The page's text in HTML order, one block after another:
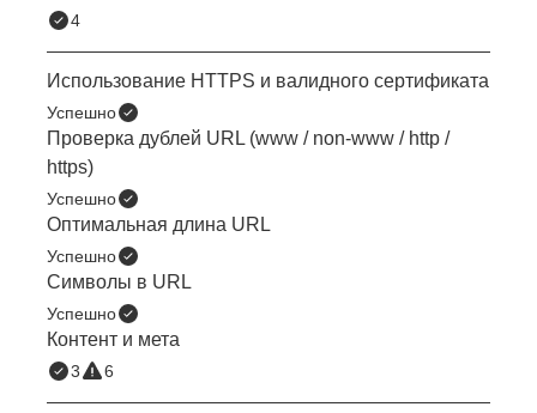
4
Использование HTTPS и валидного сертификата
Успешно
Проверка дублей URL (www / non-www / http /
https)
Успешно
Оптимальная длина URL
Успешно
Символы в URL
Успешно
Контент и мета
3 6